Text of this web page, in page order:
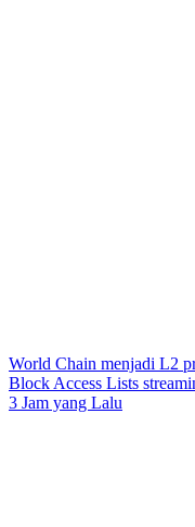
World Chain menjadi L2
Block Access Lists
3 Jam yang Lalu